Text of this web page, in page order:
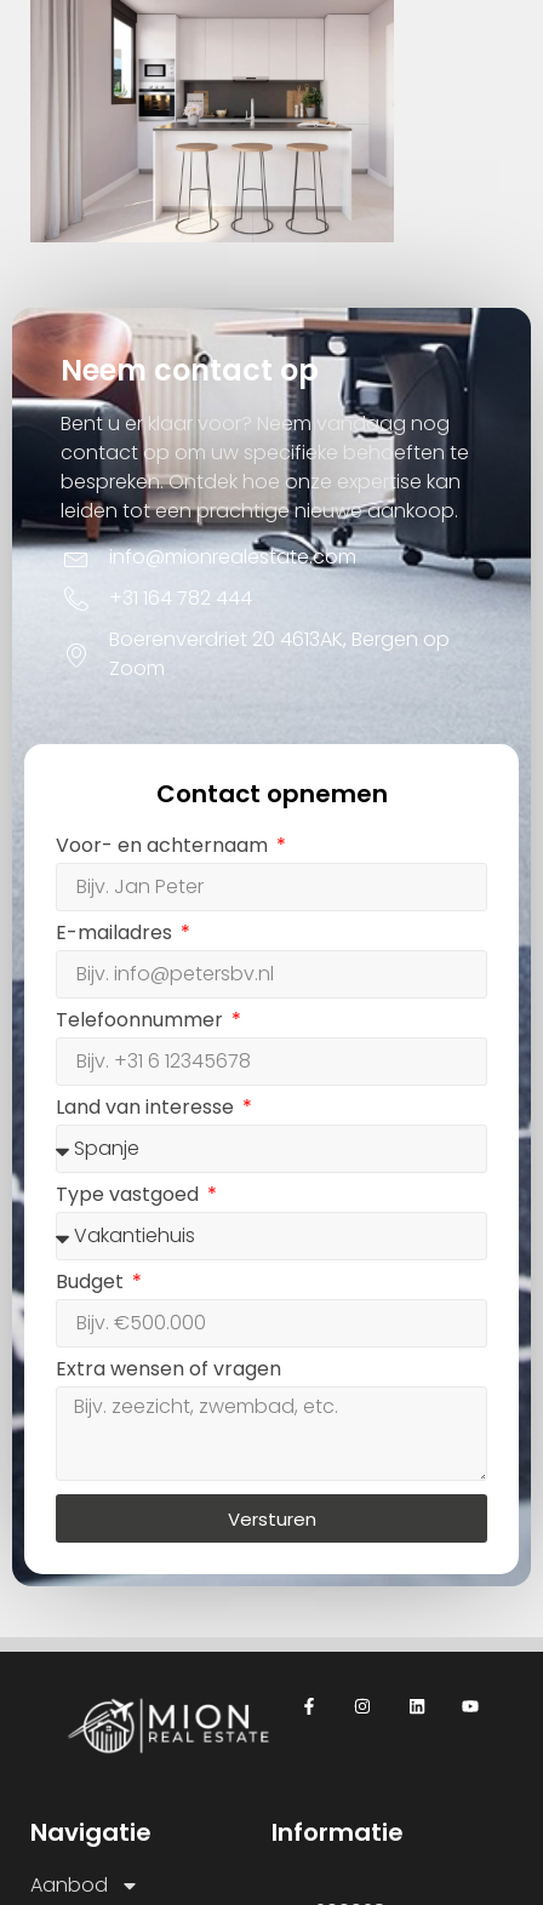
Neem contact op
Bent u er klaar voor? Neem vandaag nog
contact op om uw specifieke behoeften te
bespreken. Ontdek hoe onze expertise kan
leiden tot een prachtige nieuwe aankoop.
info@mionrealestate.com
+31 164 782 444
Boerenverdriet 20 4613AK, Bergen op
Zoom
Contact opnemen
Voor- en achternaam
E-mailadres
Telefoonnummer
Land van interesse
Type vastgoed
Budget
Extra wensen of vragen
Versturen
Navigatie
Aanbod
Informatie